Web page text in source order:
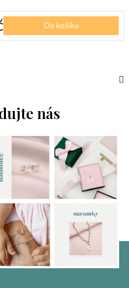
Do košíku
nás